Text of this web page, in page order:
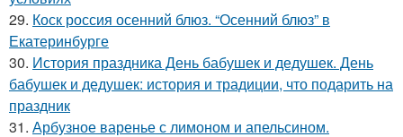
29. Коск россия осенний блюз. “Осенний блюз” в
Екатеринбурге
30. История праздника День бабушек и дедушек. День
бабушек и дедушек: история и традиции, что подарить на
праздник
31. Арбузное варенье с лимоном и апельсином.